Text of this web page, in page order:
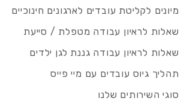
מיונים לקליטת עובדים לארגונים חינוכיים
שאלות לראיון עבודה מטפלת / סייעת
שאלות לראיון עבודה גננת לגן ילדים
תהליך גיוס עובדים עם מיי פייס
סוגי השירותים שלנו